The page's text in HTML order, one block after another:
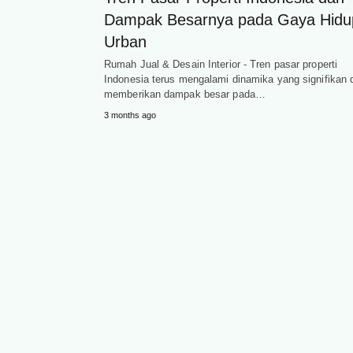
Dampak Besarnya pada Gaya
Urban
Rumah Jual & Desain Interior - Tren pasar properti
Indonesia terus mengalami dinamika yang signifikan
memberikan dampak besar pada…
3 months ago